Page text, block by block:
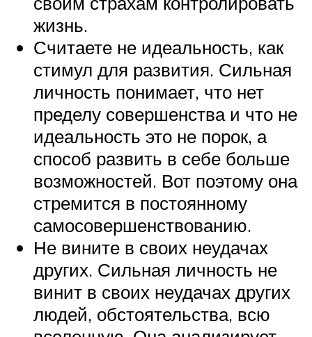
жизнь.
Считаете не идеальность, как
стимул для развития. Сильная
личность понимает, что нет
пределу совершенства и что не
идеальность это не порок, а
способ развить в себе больше
возможностей. Вот поэтому она
стремится в постоянному
самосовершенствованию.
Не вините в своих неудачах
других. Сильная личность не
винит в своих неудачах других
людей, обстоятельства, всю